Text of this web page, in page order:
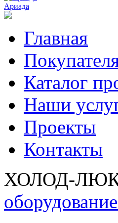
Ариада
Главная
Каталог
Наши
Проекты
Контакты
ХОЛОД-